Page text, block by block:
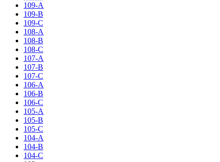
109-A
109-B
109-C
108-A
108-B
108-C
107-A
107-B
107-C
106-A
106-B
106-C
105-A
105-B
105-C
104-A
104-B
104-C